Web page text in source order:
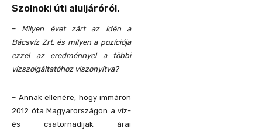
Szolnoki úti aluljáróról.
– Milyen évet zárt az idén a
Bácsvíz Zrt. és milyen a pozíciója
ezzel az eredménnyel a többi
vízszolgáltatóhoz viszonyítva?
– Annak ellenére, hogy immáron
2012 óta Magyarországon a víz-
és csatornadíjak árai